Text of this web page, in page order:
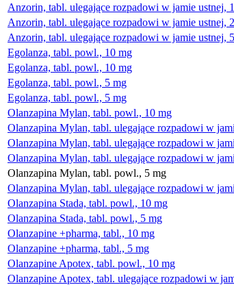
Anzorin, tabl. ulegające rozpadowi w jamie ustnej,
Anzorin, tabl. ulegające rozpadowi w jamie ustnej,
Anzorin, tabl. ulegające rozpadowi w jamie ustnej,
Egolanza, tabl. powl., 10 mg
Egolanza, tabl. powl., 10 mg
Egolanza, tabl. powl., 5 mg
Egolanza, tabl. powl., 5 mg
Olanzapina Mylan, tabl. powl., 10 mg
Olanzapina Mylan, tabl. ulegające rozpadowi w
Olanzapina Mylan, tabl. ulegające rozpadowi w
Olanzapina Mylan, tabl. ulegające rozpadowi w
Olanzapina Mylan, tabl. powl., 5 mg
Olanzapina Mylan, tabl. ulegające rozpadowi w
Olanzapina Stada, tabl. powl., 10 mg
Olanzapina Stada, tabl. powl., 5 mg
Olanzapine +pharma, tabl., 10 mg
Olanzapine +pharma, tabl., 5 mg
Olanzapine Apotex, tabl. powl., 10 mg
Olanzapine Apotex, tabl. ulegające rozpadowi w